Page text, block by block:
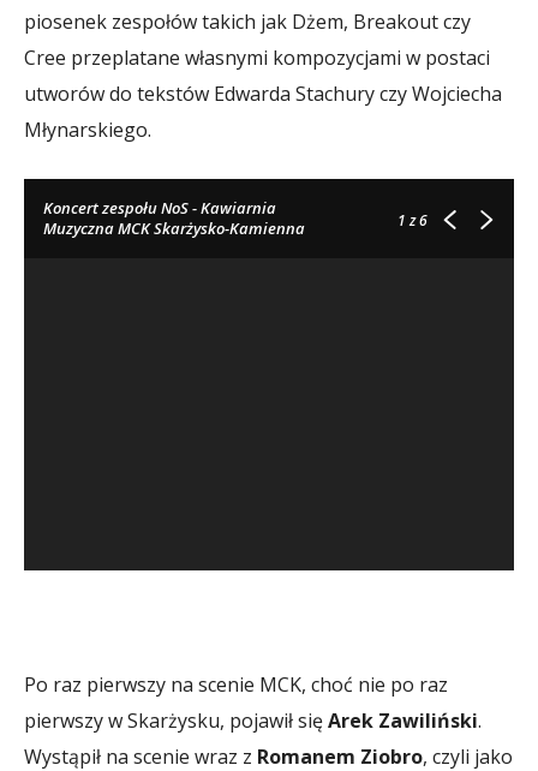
piosenek zespołów takich jak Dżem, Breakout czy
Cree przeplatane własnymi kompozycjami w postaci
utworów do tekstów Edwarda Stachury czy Wojciecha
Młynarskiego.
Koncert zespołu NoS - Kawiarnia
Muzyczna MCK Skarżysko-Kamienna
1z 6
Po raz pierwszy na scenie MCK, choć nie po raz
pierwszy w Skarżysku, pojawił sięArek Zawiliński.
Wystąpił na scenie wraz z Romanem Ziobro, czyli jako